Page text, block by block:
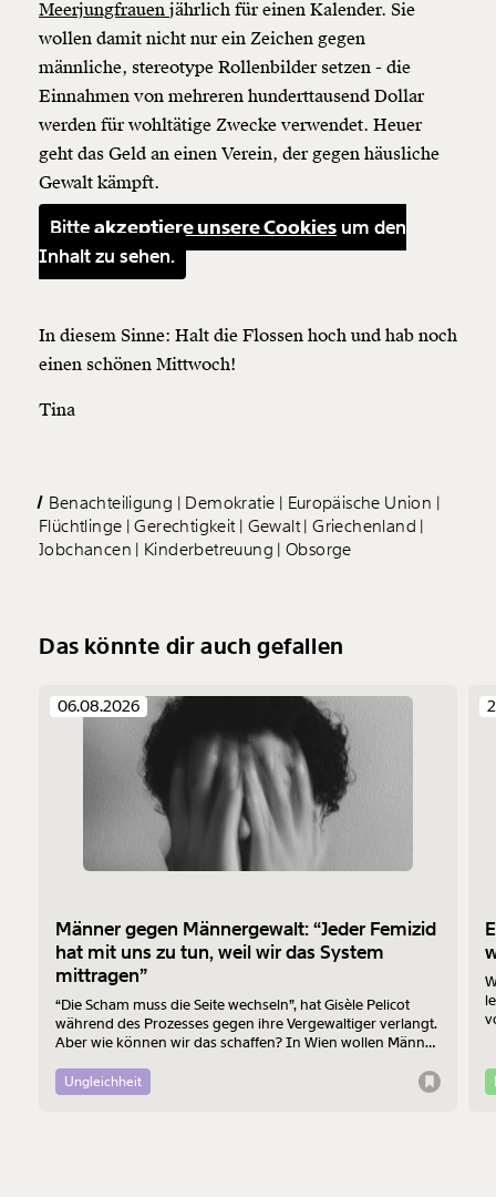
Weiter
1/3
Meerjungfrauen jährlich für einen Kalender. Sie
wollen damit nicht nur ein Zeichen gegen
männliche, stereotype Rollenbilder setzen - die
Einnahmen von mehreren hunderttausend Dollar
werden für wohltätige Zwecke verwendet. Heuer
geht das Geld an einen Verein, der gegen häusliche
Gewalt kämpft.
Bitteakzeptiere unsere Cookies um den
Inhalt zu sehen.
In diesem Sinne: Halt die Flossen hoch und hab noch
einen schönen Mittwoch!
Tina
Benachteiligung Demokratie
Europäische Union
Flüchtlinge Gerechtigkeit Gewalt Griechenland
Jobchancen
Kinderbetreuung Obsorge
Das könnte dir auch gefallen
06.08.2026
Männer gegen Männergewalt: “Jeder Femizid
hat mit uns zu tun, weil wir das System
mittragen”
“Die Scham muss die Seite wechseln”, hat Gisèle Pelicot
während des Prozesses gegen ihre Vergewaltiger verlangt.
Aber wie können wir das schaffen? In Wien wollen Männer
Männergewalt den ersten Schritt machen.
Ungleichheit